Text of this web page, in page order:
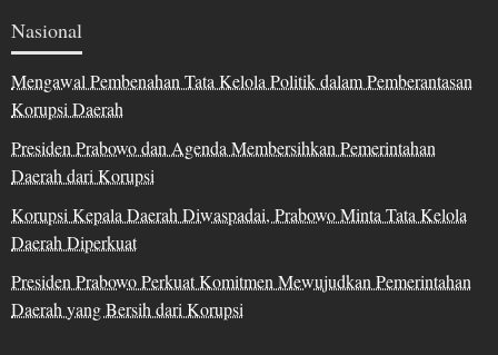
Nasional
Mengawal Pembenahan Tata Kelola Politik dalam Pemberantasan
Korupsi Daerah
Presiden Prabowo dan Agenda Membersihkan Pemerintahan
Daerah dari Korupsi
Korupsi Kepala Daerah Diwaspadai, Prabowo Minta Tata Kelola
Daerah Diperkuat
Presiden Prabowo Perkuat Komitmen Mewujudkan Pemerintahan
Daerah yang Bersih dari Korupsi